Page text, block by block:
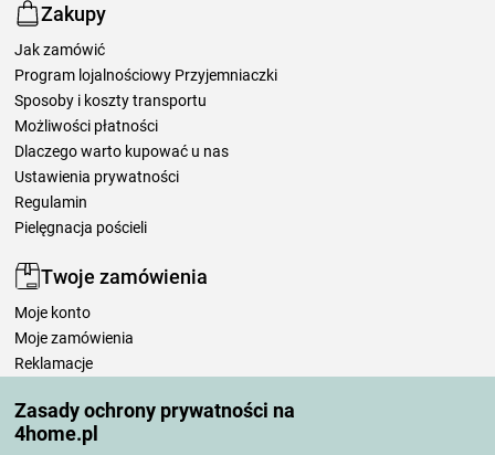
Zasady ochrony prywatności na
4home.pl
Zakupy
Jak zamówić
Program lojalnościowy Przyjemniaczki
Sposoby i koszty transportu
Możliwości płatności
Dlaczego warto kupować u nas
Ustawienia prywatności
Regulamin
Pielęgnacja pościeli
Twoje zamówienia
Moje konto
Moje zamówienia
Reklamacje
Zasady przetwarzania recenzji